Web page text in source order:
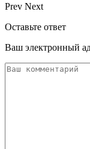
Prev Next
Оставьте ответ
Ваш электронный